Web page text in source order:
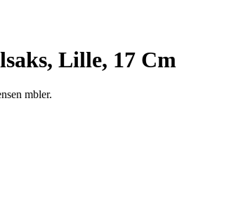
Lille, 17 Cm
mbler.